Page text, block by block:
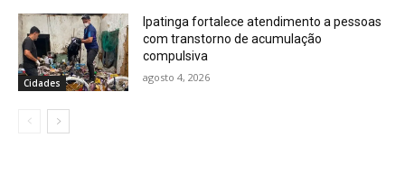
Cidades
Ipatinga fortalece atendimento a pessoas
com transtorno de acumulação
compulsiva
agosto 4, 2026